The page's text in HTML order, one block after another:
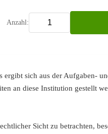
Anzahl:
ergibt sich aus der Aufgaben-
an diese Institution gestellt
Sicht zu betrachten,